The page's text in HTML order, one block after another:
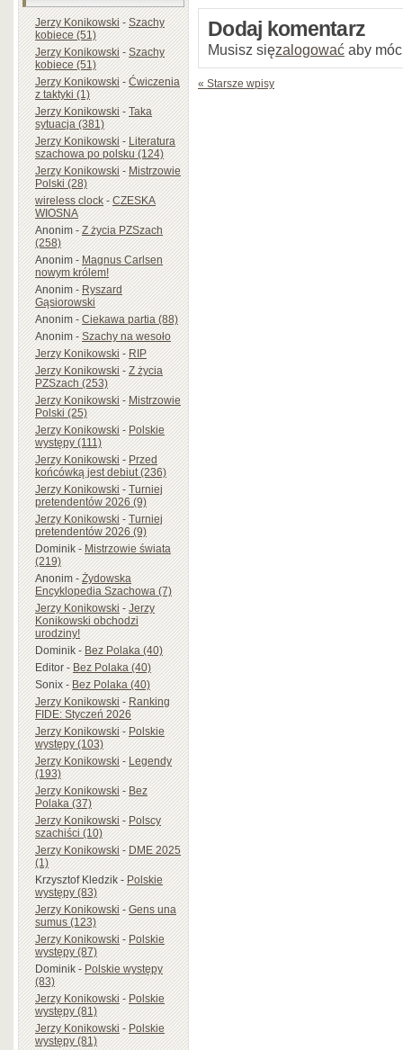
Jerzy Konikowski-Szachy
kobiece (51)
Jerzy Konikowski-Szachy
kobiece (51)
Jerzy Konikowski-Ćwiczenia
z taktyki (1)
Jerzy Konikowski-Taka
sytuacja (381)
Jerzy Konikowski-Literatura
szachowa po polsku (124)
Jerzy Konikowski-Mistrzowie
Polski (28)
wireless clock-CZESKA
WIOSNA
Anonim-Z życia PZSzach
(258)
Anonim-Magnus Carlsen
nowym królem!
Anonim-Ryszard
Gąsiorowski
Anonim-Ciekawa partia (88)
Anonim-Szachy na wesoło
Jerzy Konikowski-RIP
Jerzy Konikowski-Z życia
PZSzach (253)
Jerzy Konikowski-Mistrzowie
Polski (25)
Jerzy Konikowski-Polskie
występy (111)
Jerzy Konikowski-Przed
końcówką jest debiut (236)
Jerzy Konikowski-Turniej
pretendentów 2026 (9)
Jerzy Konikowski-Turniej
pretendentów 2026 (9)
Dominik-Mistrzowie świata
(219)
Anonim-Żydowska
Encyklopedia Szachowa (7)
Jerzy Konikowski-Jerzy
Konikowski obchodzi
urodziny!
Dominik-Bez Polaka (40)
Editor-Bez Polaka (40)
Sonix-Bez Polaka (40)
Jerzy Konikowski-Ranking
FIDE: Styczeń 2026
Jerzy Konikowski-Polskie
występy (103)
Jerzy Konikowski-Legendy
(193)
Jerzy Konikowski-Bez
Polaka (37)
Jerzy Konikowski-Polscy
szachiści (10)
Jerzy Konikowski-DME 2025
(1)
Krzysztof Kledzik-Polskie
występy (83)
Jerzy Konikowski-Gens una
sumus (123)
Jerzy Konikowski-Polskie
występy (87)
Dominik-Polskie występy
(83)
Jerzy Konikowski-Polskie
występy (81)
Jerzy Konikowski-Polskie
występy (81)
Dodaj komentarz
Musisz sięzalogować aby
« Starsze wpisy